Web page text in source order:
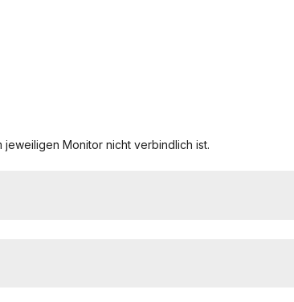
Monitor nicht verbindlich ist.